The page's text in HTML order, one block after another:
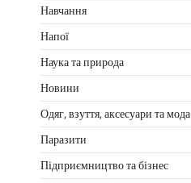
Навчання
Напої
Наука та природа
Новини
Одяг, взуття, аксесуари та мода
Паразити
Підприємництво та бізнес